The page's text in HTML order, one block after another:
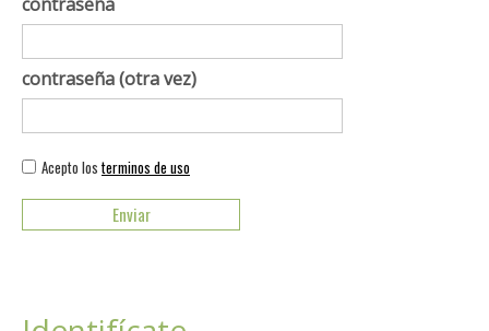
contraseña (otra vez)
Acepto los terminos de uso